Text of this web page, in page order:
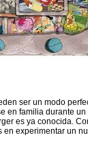
ser un modo
en familia durante
es ya conocida.
en experimentar un nu